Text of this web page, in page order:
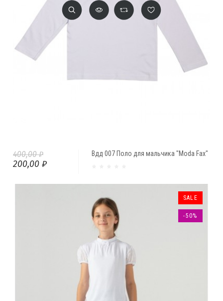
Вдд 007 Поло для мальчика "Moda Fax"
400,00 ₽
200,00 ₽
SALE
-50%